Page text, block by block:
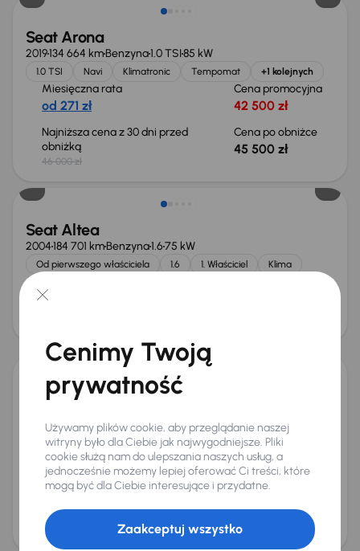
Seat Arona
2019134 664 kmBenzyna1.0 TSI85 kW
1.0 TSI Navi Klimatronic Tempomat +1 kolejnych
Miesięczna rata
od 271 zł
Cena promocyjna
42 500 zł
Najniższa cena z 30 dni przed
obniżką
46 000 zł
Cena po obniżce
45 500 zł
Taniej o 1 500 zł
Seat Altea
2004184 701 kmBenzyna1.675 kW
Od pierwszego właściciela 1.6 1. Właściciel
Klima
Miesięczna rata
Seat Ibiza
Książka serwisowa Auta krajowe 1.0 MPI
Salon Polska
+3 kolejnych
Miesięczna rata
od 232 zł
Cena promocyjna
37 000 zł
Cena
39 000 zł
Świeżo skupione
Cenimy Twoją
prywatność
Używamy plików cookie, aby przeglądanie naszej
witryny było dla Ciebie jak najwygodniejsze. Pliki
cookie służą nam do ulepszania naszych usług, a
jednocześnie możemy lepiej oferować Ci treści, które
mogą być dla Ciebie interesujące i przydatne.
Zaakceptuj wszystko